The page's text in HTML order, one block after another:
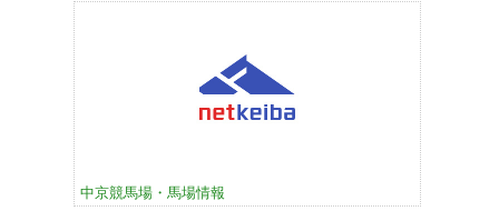
中京競馬場・馬場情報